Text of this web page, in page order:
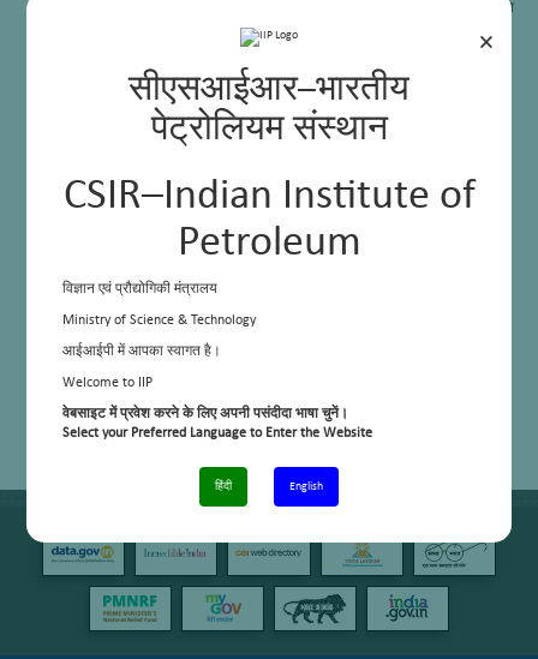
×
सीएसआईआर–भारतीय
पेट्रोलियम संस्थान
CSIR–Indian Institute of
Petroleum
विज्ञान एवं प्रौद्योगिकी मंत्रालय
Ministry of Science & Technology
आईआईपी में आपका स्वागत है।
Welcome to IIP
वेबसाइट में प्रवेश करने के लिए अपनी पसंदीदा भाषा चुनें।
Select your Preferred Language to Enter the Website
हिंदी English
रिएक्टर सुविधाओं का उपयोग उत्प्रेरक परीक्षण गतिविधि के लिए विशेष रूप से गैस से तरल
प्रौद्योगिकी प्रतिक्रिया अध्ययन के लिए किया जाएगा।